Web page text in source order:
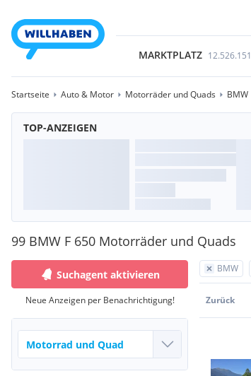
MARKTPLATZ 12.526.151
Startseite Auto & Motor Motorräder und Quads BMW
TOP-ANZEIGEN
99 BMW F 650 Motorräder und Quads
BMW
Zurück
Suchagent aktivieren
Neue Anzeigen per Benachrichtigung!